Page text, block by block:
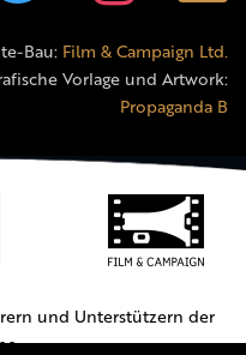
Bau: Film & Campaign Ltd.
Vorlage und Artwork:
Propaganda B
und Unterstützern der